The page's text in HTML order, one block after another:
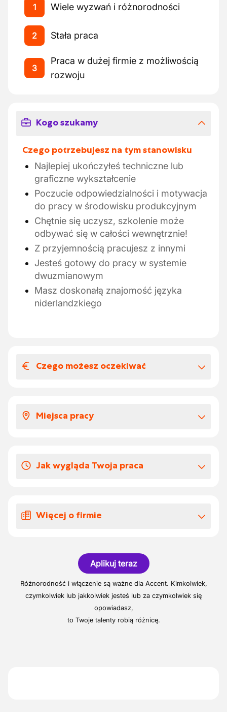
1 Wiele wyzwań i różnorodności
2 Stała praca
3
Praca w dużej firmie z możliwością
rozwoju
Kogo szukamy
Czego potrzebujesz na tym stanowisku
Najlepiej ukończyłeś techniczne lub
graficzne wykształcenie
Poczucie odpowiedzialności i motywacja
do pracy w środowisku produkcyjnym
Chętnie się uczysz, szkolenie może
odbywać się w całości wewnętrznie!
Z przyjemnością pracujesz z innymi
Jesteś gotowy do pracy w systemie
dwuzmianowym
Masz doskonałą znajomość języka
niderlandzkiego
Czego możesz oczekiwać
Świetne wynagrodzenie z dodatkowymi
dowolny wybór
Miejsca pracy
Jak wygląda Twoja praca
Zaopatrywanie z magazynu palet papieru
palet do druku
Odbieranie i przygotowywanie płyt
drukarskich, farb i lakierów
Pomoc w myciu i ponownym
przygotowaniu maszyn drukujących
Więcej o firmie
Aplikuj teraz
Różnorodność i włączenie są ważne dla Accent. Kimkolwiek,
czymkolwiek lub jakkolwiek jesteś lub za czymkolwiek się
opowiadasz,
to Twoje talenty robią różnicę.